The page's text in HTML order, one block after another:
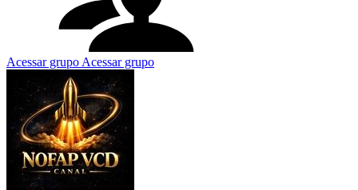
Acessar grupo Acessar grupo